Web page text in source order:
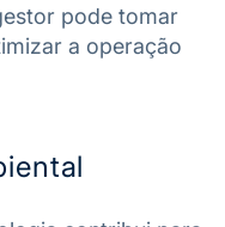
pode tomar
a operação